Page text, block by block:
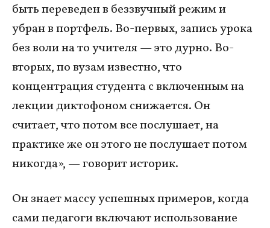
быть переведен в беззвучный режим и
убран в портфель. Во-первых, запись урока
без воли на то учителя — это дурно. Во-
вторых, по вузам известно, что
концентрация студента с включенным на
лекции диктофоном снижается. Он
считает, что потом все послушает, на
практике же он этого не послушает потом
никогда», — говорит историк.
Он знает массу успешных примеров, когда
сами педагоги включают использование